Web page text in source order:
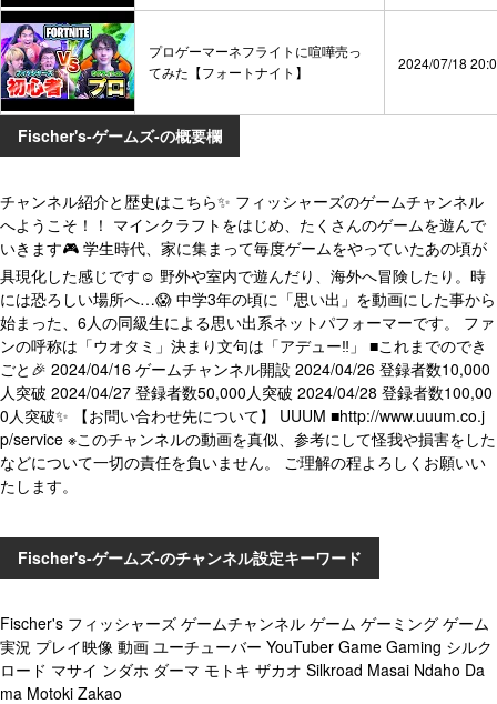
プロゲーマーネフライトに喧嘩売っ
てみた【フォートナイト】
2024/07/18
Fischer's-ゲームズ-の概要欄
チャンネル紹介と歴史はこちら✨ フィッシャーズのゲームチャンネル
へようこそ！！ マインクラフトをはじめ、たくさんのゲームを遊んで
いきます🎮 学生時代、家に集まって毎度ゲームをやっていたあの頃が
具現化した感じです☺️ 野外や室内で遊んだり、海外へ冒険したり。時
には恐ろしい場所へ…😱 中学3年の頃に「思い出」を動画にした事から
始まった、6人の同級生による思い出系ネットパフォーマーです。 ファ
ンの呼称は「ウオタミ」決まり文句は「アデュー‼️」 ■これまでのでき
ごと🎉 2024/04/16 ゲームチャンネル開設 2024/04/26 登録者数10,000
人突破 2024/04/27 登録者数50,000人突破 2024/04/28 登録者数100,00
0人突破✨ 【お問い合わせ先について】 UUUM ■http://www.uuum.co.j
p/service ※このチャンネルの動画を真似、参考にして怪我や損害をした
などについて一切の責任を負いません。 ご理解の程よろしくお願いい
たします。
Fischer's-ゲームズ-のチャンネル設定キーワード
Fischer's フィッシャーズ ゲームチャンネル ゲーム ゲーミング ゲーム
実況 プレイ映像 動画 ユーチューバー YouTuber Game Gaming シルク
ロード マサイ ンダホ ダーマ モトキ ザカオ Silkroad Masai Ndaho Da
ma Motoki Zakao